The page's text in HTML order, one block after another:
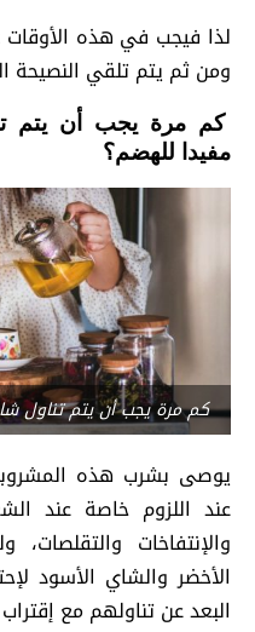
لذا فيجب في هذه
ومن ثم يتم تلقي النصيحة
كم مرة يجب أن يتم
مفيدا للهضم؟
كم مرة يجب أن يتم تناول
عند اللزوم خاصة عند
والإنتفاخات
الأخضر والشاي الأسود
البعد عن تناولهم مع